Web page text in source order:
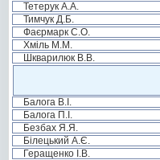
Тетерук А.А.
Тимчук Д.Б.
Фаєрмарк С.О.
Хміль М.М.
Шкварилюк В.В.
Балога В.І.
Балога П.І.
Безбах Я.Я.
Білецький А.Є.
Геращенко І.В.